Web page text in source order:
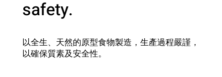
safety.
以全生、天然的原型食物製造，生產過程嚴謹，
以確保質素及安全性。